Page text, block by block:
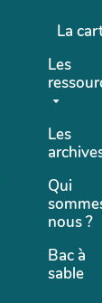
La
Les
Les
Qui
nous ?
Bac à
sable